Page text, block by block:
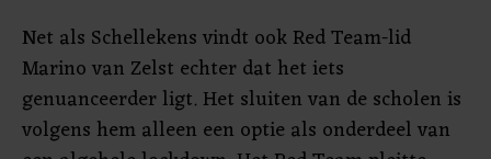
Net als Schellekens vindt ook Red Team-lid
Marino van Zelst echter dat het iets
genuanceerder ligt. Het sluiten van de scholen is
volgens hem alleen een optie als onderdeel van